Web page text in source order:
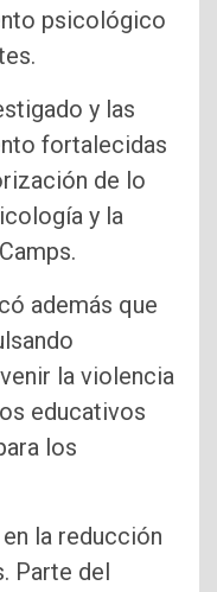
psicológico
y las
fortalecidas
de lo
y la
además que
la violencia
educativos
los
la reducción
Parte del